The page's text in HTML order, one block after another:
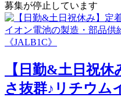
募集が停止しています
【日勤&土日祝
さ抜群♪リチウム